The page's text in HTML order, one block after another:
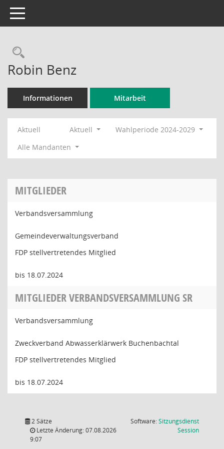
Toggle navigation
Rechercheauswahl
Robin Benz
Informationen Mitarbeit
Aktuell Aktuell
Wahlperiode 2024-2029
Alle Mandanten
MITGLIEDER
Verbandsversammlung
Gemeindeverwaltungsverband
FDP stellvertretendes Mitglied
bis 18.07.2024
MITGLIEDER VERBANDSVERSAMMLUNG SR
Verbandsversammlung
Zweckverband Abwasserklärwerk Buchenbachtal
FDP stellvertretendes Mitglied
bis 18.07.2024
2 Sätze
Letzte Änderung: 07.08.2026
9:07
Software:Sitzungsdienst
Session(Wird in